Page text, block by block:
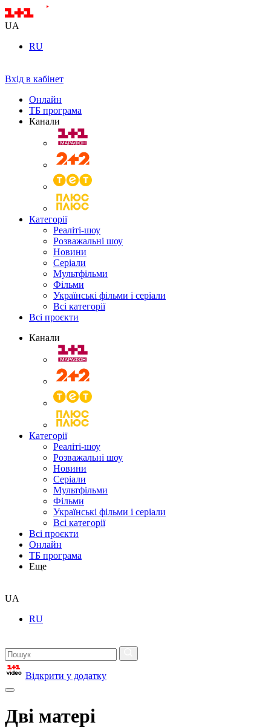
UA
RU
Вхід в кабінет
Онлайн
ТБ програма
Канали
Категорії
Реаліті-шоу
Розважальні шоу
Новини
Серіали
Мультфільми
Фільми
Українські фільми і серіали
Всі категорії
Всі проєкти
Канали
Категорії
Реаліті-шоу
Розважальні шоу
Новини
Серіали
Мультфільми
Фільми
Українські фільми і серіали
Всі категорії
Всі проєкти
Онлайн
ТБ програма
Еще
UA
RU
Відкрити у додатку
Дві матері